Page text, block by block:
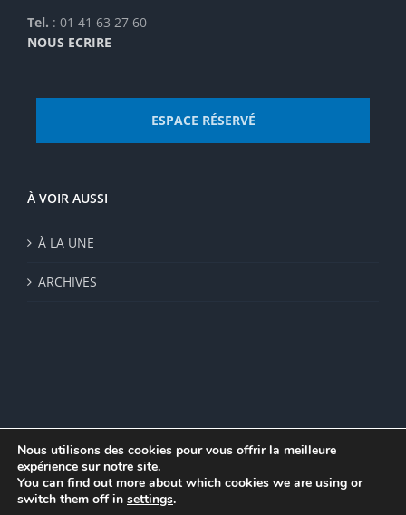
Tel. : 01 41 63 27 60
NOUS ECRIRE
ESPACE RÉSERVÉ
À VOIR AUSSI
À LA UNE
ARCHIVES
© Institut de recherche de la FSU 2023 | Par FSU |Plan du site
Mentions légales|Politique de confidentialité
Nous utilisons des cookies pour vous offrir la meilleure
expérience sur notre site.
You can find out more about which cookies we are using or
switch them off in settings.